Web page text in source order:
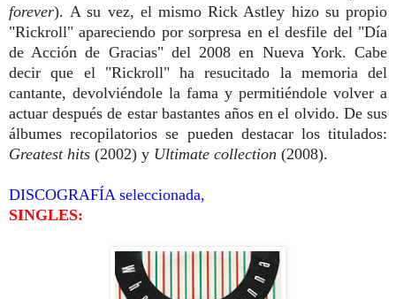
forever). A su vez, el mismo Rick Astley hizo su propio
"Rickroll" apareciendo por sorpresa en el desfile del "Día
de Acción de Gracias" del 2008 en Nueva York. Cabe
decir que el "Rickroll" ha resucitado la memoria del
cantante, devolviéndole la fama y permitiéndole volver a
actuar después de estar bastantes años en el olvido. De sus
álbumes recopilatorios se pueden destacar los titulados:
Greatest hits (2002) y Ultimate collection (2008).
DISCOGRAFÍA seleccionada,
SINGLES: